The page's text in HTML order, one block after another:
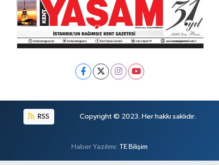
RSS Copyright © 2023. Her hakkı saklıdır.
Haber Yazılımı: TE Bilişim